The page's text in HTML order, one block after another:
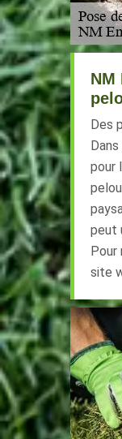
NM
Des
pour
peut
Pour
site